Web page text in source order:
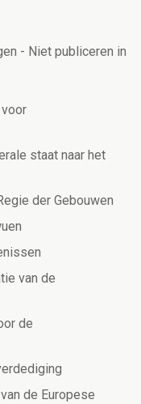
- Niet publiceren in
staat naar het
der Gebouwen
van de
de
de Europese